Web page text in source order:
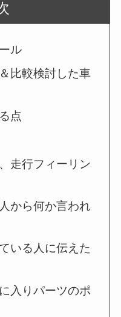
ル
比較検討した車
点
走行フィーリン
から何か言われ
いる人に伝えた
入りパーツのポ